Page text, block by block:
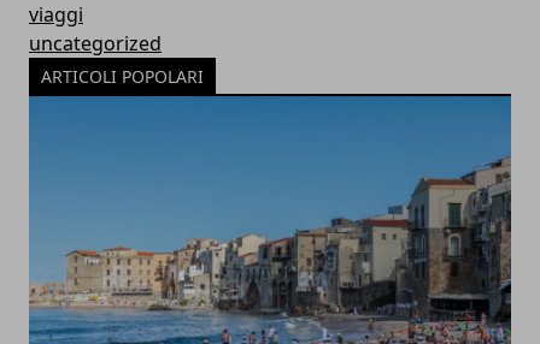
viaggi
uncategorized
ARTICOLI POPOLARI